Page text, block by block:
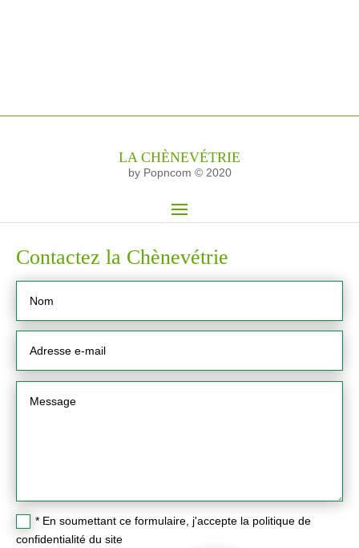
LA CHÈNEVÉTRIE
by Popncom © 2020
Contactez la Chènevétrie
* En soumettant ce formulaire, j'accepte la politique de
confidentialité du site